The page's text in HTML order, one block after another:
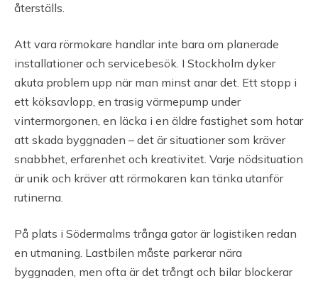
återställs.
Att vara rörmokare handlar inte bara om planerade
installationer och servicebesök. I Stockholm dyker
akuta problem upp när man minst anar det. Ett stopp i
ett köksavlopp, en trasig värmepump under
vintermorgonen, en läcka i en äldre fastighet som hotar
att skada byggnaden – det är situationer som kräver
snabbhet, erfarenhet och kreativitet. Varje nödsituation
är unik och kräver att rörmokaren kan tänka utanför
rutinerna.
På plats i Södermalms trånga gator är logistiken redan
en utmaning. Lastbilen måste parkerar nära
byggnaden, men ofta är det trångt och bilar blockerar